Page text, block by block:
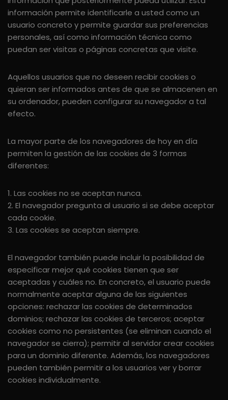
información permite identificarle a usted como un
usuario concreto y permite guardar sus preferencias
personales, así como información técnica como
puedan ser visitas o páginas concretas que visite.
Aquellos usuarios que no deseen recibir cookies o
quieran ser informados antes de que se almacenen en
su ordenador, pueden configurar su navegador a tal
efecto.
La mayor parte de los navegadores de hoy en día
permiten la gestión de las cookies de 3 formas
diferentes:
1. Las cookies no se aceptan nunca.
2. El navegador pregunta al usuario si se debe aceptar
cada cookie.
3. Las cookies se aceptan siempre.
El navegador también puede incluir la posibilidad de
especificar mejor qué cookies tienen que ser
aceptadas y cuáles no. En concreto, el usuario puede
normalmente aceptar alguna de las siguientes
opciones: rechazar las cookies de determinados
dominios; rechazar las cookies de terceros; aceptar
cookies como no persistentes (se eliminan cuando el
navegador se cierra); permitir al servidor crear cookies
para un dominio diferente. Además, los navegadores
pueden también permitir a los usuarios ver y borrar
cookies individualmente.